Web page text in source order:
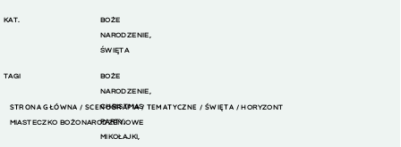
KAT.
BOŻE
NARODZENIE,
ŚWIĘTA
TAGI
BOŻE
NARODZENIE,
CHRISTMAS
PARTY,
MIKOŁAJKI,
STRONA GŁÓWNA /SCENOGRAFIA/ TEMATYCZNE / ŚWIĘTA / HORYZONT
MIASTECZKO BOŻONARODZENIOWE